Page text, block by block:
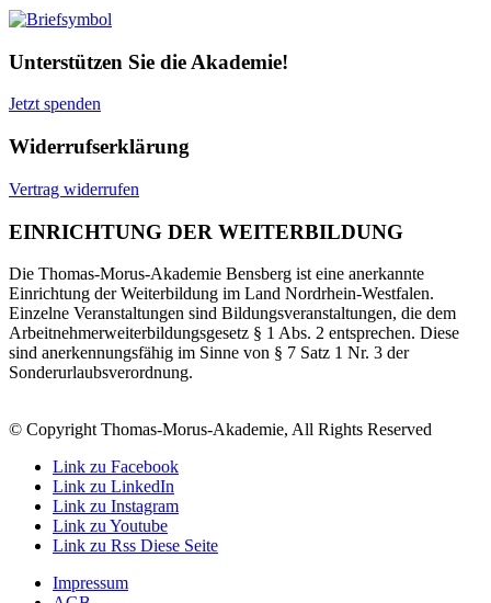
Unterstützen Sie die Akademie!
Jetzt spenden
Widerrufserklärung
Vertrag widerrufen
EINRICHTUNG DER WEITERBILDUNG
Die Thomas-Morus-Akademie Bensberg ist eine anerkannte
Einrichtung der Weiterbildung im Land Nordrhein-Westfalen.
Einzelne Veranstaltungen sind Bildungsveranstaltungen, die dem
Arbeitnehmerweiterbildungsgesetz § 1 Abs. 2 entsprechen. Diese
sind anerkennungsfähig im Sinne von § 7 Satz 1 Nr. 3 der
Sonderurlaubsverordnung.
© Copyright Thomas-Morus-Akademie, All Rights Reserved
Link zu Facebook
Link zu LinkedIn
Link zu Instagram
Link zu Youtube
Link zu Rss Diese Seite
Impressum